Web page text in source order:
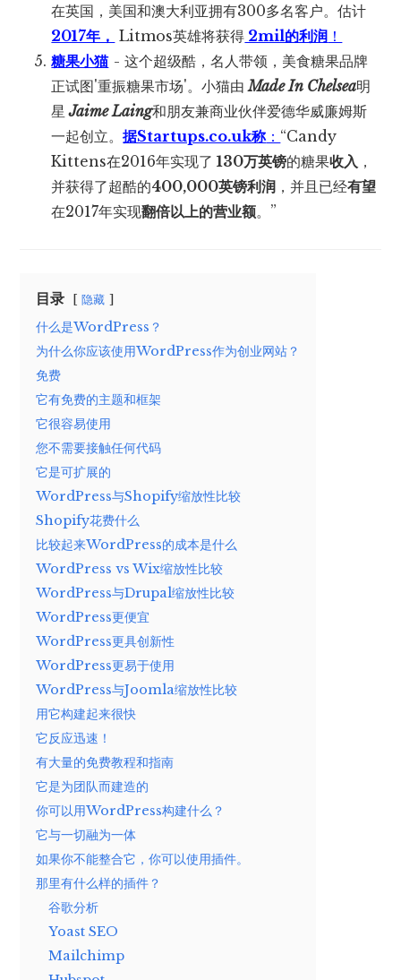
在英国，美国和澳大利亚拥有300多名客户。估计
2017年， Litmos英雄将获得 2mil的利润 ！
糖果小猫- 这个超级酷，名人带领，美食糖果品牌
正试图'重振糖果市场'。小猫由 Made In Chelsea明
星 Jaime Laing和朋友兼商业伙伴爱德华威廉姆斯
一起创立。据Startups.co.uk称： “Candy
Kittens在2016年实现了 130万英镑的糖果收入 ，
并获得了超酷的400,000英镑利润 ，并且已经有望
在2017年实现翻倍以上的营业额。”
目录 隐藏
什么是WordPress？
为什么你应该使用WordPress作为创业网站？
免费
它有免费的主题和框架
它很容易使用
您不需要接触任何代码
它是可扩展的
WordPress与Shopify缩放性比较
Shopify花费什么
比较起来WordPress的成本是什么
WordPress vs Wix缩放性比较
WordPress与Drupal缩放性比较
WordPress更便宜
WordPress更具创新性
WordPress更易于使用
WordPress与Joomla缩放性比较
用它构建起来很快
它反应迅速！
有大量的免费教程和指南
它是为团队而建造的
你可以用WordPress构建什么？
它与一切融为一体
如果你不能整合它，你可以使用插件。
那里有什么样的插件？
谷歌分析
Yoast SEO
Mailchimp